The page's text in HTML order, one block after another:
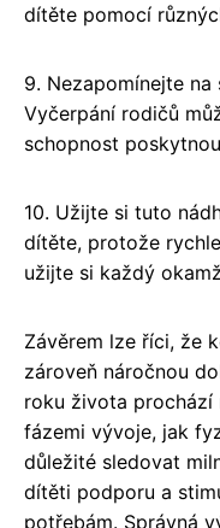
dítěte pomocí
9. Nezapomínejte
Vyčerpání rodičů
schopnost
10. Užijte si tuto
dítěte, protože
užijte si každý
Závěrem lze říci, že
zároveň náročnou
roku života prochází
fázemi vývoje, jak
důležité sledovat
dítěti podporu a
potřebám. Správná